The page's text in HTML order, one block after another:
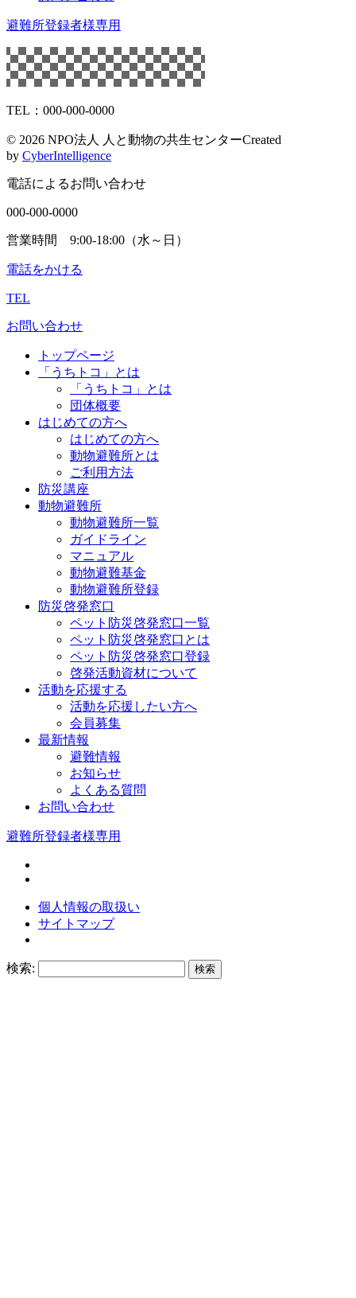
避難所登録者様専用
TEL：000-000-0000
© 2026 NPO法人 人と動物の共生センターCreated
by CyberIntelligence
電話によるお問い合わせ
000-000-0000
営業時間 9:00-18:00（水～日）
電話をかける
TEL
お問い合わせ
トップページ
「うちトコ」とは
「うちトコ」とは
団体概要
はじめての方へ
はじめての方へ
動物避難所とは
ご利用方法
防災講座
動物避難所
動物避難所一覧
ガイドライン
マニュアル
動物避難基金
動物避難所登録
防災啓発窓口
ペット防災啓発窓口一覧
ペット防災啓発窓口とは
ペット防災啓発窓口登録
啓発活動資材について
活動を応援する
活動を応援したい方へ
会員募集
最新情報
避難情報
お知らせ
よくある質問
お問い合わせ
避難所登録者様専用
個人情報の取扱い
サイトマップ
検索: